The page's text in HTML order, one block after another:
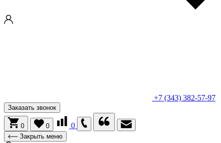
+7 (343) 382-57-97
Заказать звонок
0 0 0
Закрыть меню